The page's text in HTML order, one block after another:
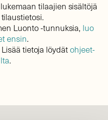
tilaajien sisältöjä
Luonto -tunnuksia, luo
ensin.
tietoja löydätohjeet-
.